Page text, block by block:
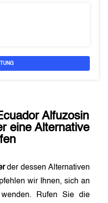
Alfuzosin
eine Alternative
der dessen Alternativen
wir Ihnen, sich an
Rufen Sie die